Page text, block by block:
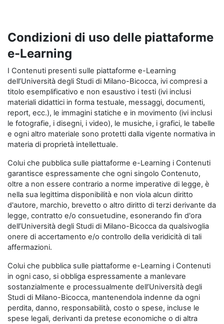
Condizioni di uso delle piattaforme
e-Learning
I Contenuti presenti sulle piattaforme e-Learning
dell’Università degli Studi di Milano-Bicocca, ivi compresi a
titolo esemplificativo e non esaustivo i testi (ivi inclusi
materiali didattici in forma testuale, messaggi, documenti,
report, ecc.), le immagini statiche e in movimento (ivi inclusi
le fotografie, i disegni, i video), le musiche, i grafici, le tabelle
e ogni altro materiale sono protetti dalla vigente normativa in
materia di proprietà intellettuale.
Colui che pubblica sulle piattaforme e-Learning i Contenuti
garantisce espressamente che ogni singolo Contenuto,
oltre a non essere contrario a norme imperative di legge, è
nella sua legittima disponibilità e non viola alcun diritto
d'autore, marchio, brevetto o altro diritto di terzi derivante da
legge, contratto e/o consuetudine, esonerando fin d'ora
dell’Università degli Studi di Milano-Bicocca da qualsivoglia
onere di accertamento e/o controllo della veridicità di tali
affermazioni.
Colui che pubblica sulle piattaforme e-Learning i Contenuti
in ogni caso, si obbliga espressamente a manlevare
sostanzialmente e processualmente dell’Università degli
Studi di Milano-Bicocca, mantenendola indenne da ogni
perdita, danno, responsabilità, costo o spese, incluse le
spese legali, derivanti da pretese economiche o di altra